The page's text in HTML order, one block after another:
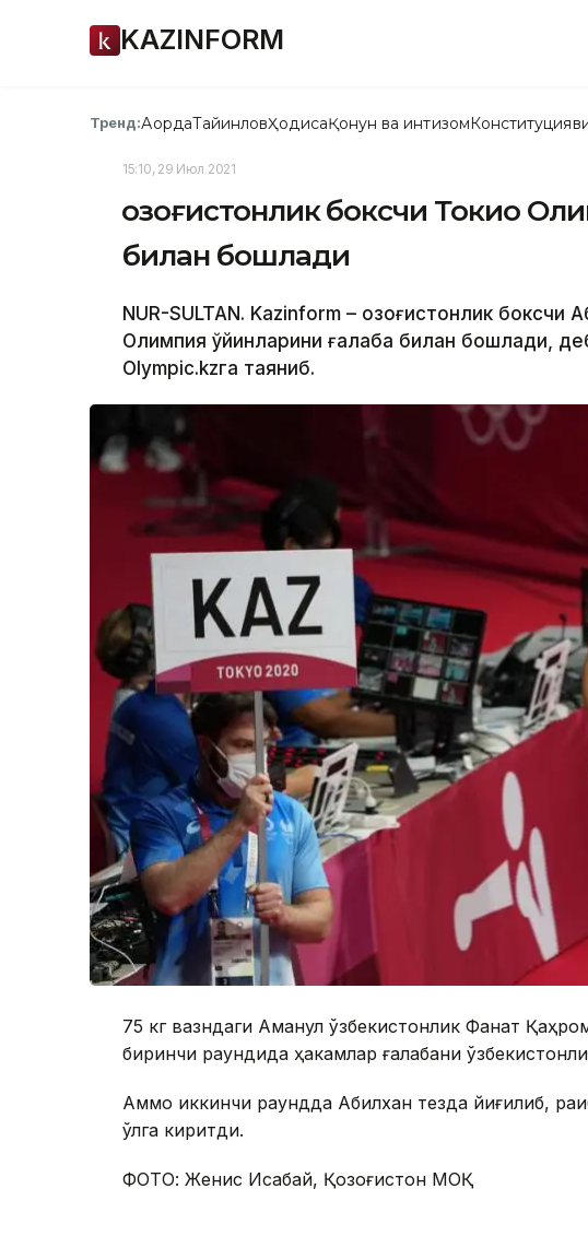
KAZINFORM
Тренд:АқордаТайинловҲодисаҚонун ва интизом
15:10, 29 Июл 2021
Қозоғистонлик боксчи Токио
билан бошлади
NUR-SULTAN. Kazinform – Қозоғистонлик
Олимпия ўйинларини ғалаба билан бошлади,
Olympic.kzга таяниб.
75 кг вазндаги Аманқул ўзбекистонлик Фанат
биринчи раундида ҳакамлар ғалабани
Аммо иккинчи раундда Абилхан тезда йиғилиб,
қўлга киритди.
ФОТО: Женис Исқабай, Қозоғистон МОҚ